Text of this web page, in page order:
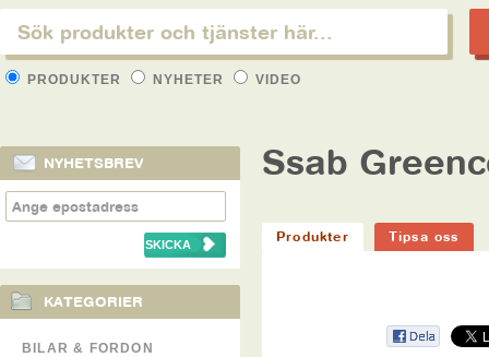
PRODUKTER NYHETER VIDEO
NYHETSBREV
KATEGORIER
BILAR & FORDON
Ssab
Produkter Tipsa oss